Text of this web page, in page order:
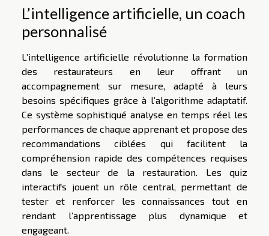
L’intelligence artificielle, un coach
personnalisé
L’intelligence artificielle révolutionne la formation
des restaurateurs en leur offrant un
accompagnement sur mesure, adapté à leurs
besoins spécifiques grâce à l’algorithme adaptatif.
Ce système sophistiqué analyse en temps réel les
performances de chaque apprenant et propose des
recommandations ciblées qui facilitent la
compréhension rapide des compétences requises
dans le secteur de la restauration. Les quiz
interactifs jouent un rôle central, permettant de
tester et renforcer les connaissances tout en
rendant l’apprentissage plus dynamique et
engageant.